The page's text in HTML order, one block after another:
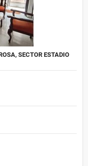
SECTOR ESTADIO